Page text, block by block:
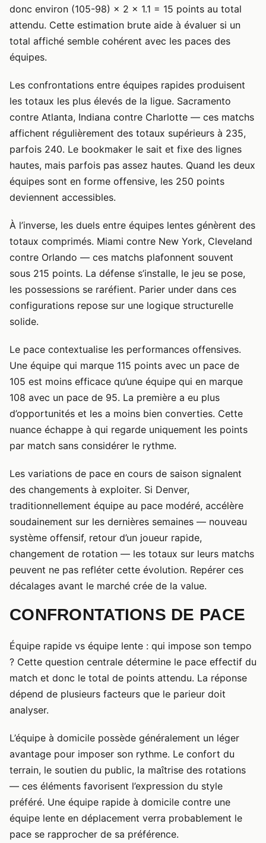
donc environ (105-98) × 2 × 1.1 = 15 points au total
attendu. Cette estimation brute aide à évaluer si un
total affiché semble cohérent avec les paces des
équipes.
Les confrontations entre équipes rapides produisent
les totaux les plus élevés de la ligue. Sacramento
contre Atlanta, Indiana contre Charlotte — ces matchs
affichent régulièrement des totaux supérieurs à 235,
parfois 240. Le bookmaker le sait et fixe des lignes
hautes, mais parfois pas assez hautes. Quand les deux
équipes sont en forme offensive, les 250 points
deviennent accessibles.
À l’inverse, les duels entre équipes lentes génèrent des
totaux comprimés. Miami contre New York, Cleveland
contre Orlando — ces matchs plafonnent souvent
sous 215 points. La défense s’installe, le jeu se pose,
les possessions se raréfient. Parier under dans ces
configurations repose sur une logique structurelle
solide.
Le pace contextualise les performances offensives.
Une équipe qui marque 115 points avec un pace de
105 est moins efficace qu’une équipe qui en marque
108 avec un pace de 95. La première a eu plus
d’opportunités et les a moins bien converties. Cette
nuance échappe à qui regarde uniquement les points
par match sans considérer le rythme.
Les variations de pace en cours de saison signalent
des changements à exploiter. Si Denver,
traditionnellement équipe au pace modéré, accélère
soudainement sur les dernières semaines — nouveau
système offensif, retour d’un joueur rapide,
changement de rotation — les totaux sur leurs matchs
peuvent ne pas refléter cette évolution. Repérer ces
décalages avant le marché crée de la value.
CONFRONTATIONS DE PACE
Équipe rapide vs équipe lente : qui impose son tempo
? Cette question centrale détermine le pace effectif du
match et donc le total de points attendu. La réponse
dépend de plusieurs facteurs que le parieur doit
analyser.
L’équipe à domicile possède généralement un léger
avantage pour imposer son rythme. Le confort du
terrain, le soutien du public, la maîtrise des rotations
— ces éléments favorisent l’expression du style
préféré. Une équipe rapide à domicile contre une
équipe lente en déplacement verra probablement le
pace se rapprocher de sa préférence.